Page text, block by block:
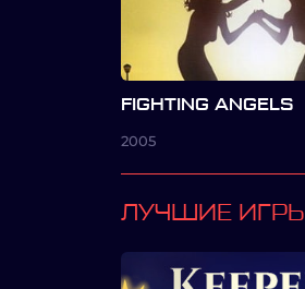
FIGHTING ANGELS
2005
ЛУЧШИЕ ИГРЫ